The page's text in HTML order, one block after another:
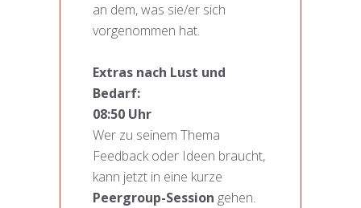
an dem, was sie/er sich
vorgenommen hat.
Extras nach Lust und
Bedarf:
08:50 Uhr
Wer zu seinem Thema
Feedback oder Ideen braucht,
kann jetzt in eine kurze
Peergroup-Session gehen.